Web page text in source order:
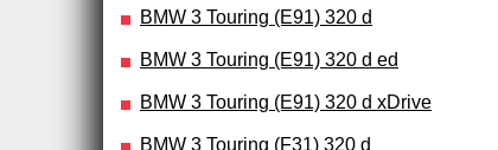
BMW 3 Touring (E91) 320 d
BMW 3 Touring (E91) 320 d ed
BMW 3 Touring (E91) 320 d xDrive
BMW 3 Touring (F31) 320 d